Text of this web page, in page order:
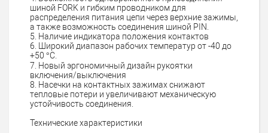
шиной FORK и гибким проводником для
распределения питания цепи через верхние зажимы,
а также возможность соединения шиной PIN.
5. Наличие индикатора положения контактов
6. Широкий диапазон рабочих температур от -40 до
+50 °С.
7. Новый эргономичный дизайн рукоятки
включения/выключения
8. Насечки на контактных зажимах снижают
тепловые потери и увеличивают механическую
устойчивость соединения.
Технические характеристики